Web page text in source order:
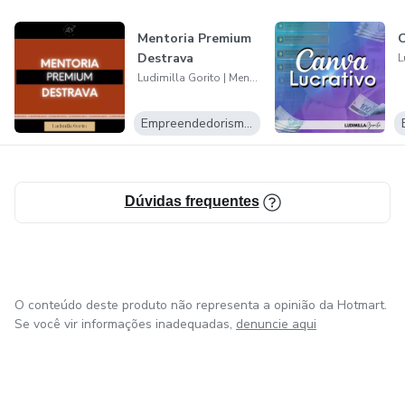
Mentoria Premium
Destrava
Ludimilla Gorito | Mentora de Empresárias
Empreendedorismo Digital
Dúvidas frequentes
O conteúdo deste produto não representa a opinião da Hotmart.
Se você vir informações inadequadas, denuncie aqui